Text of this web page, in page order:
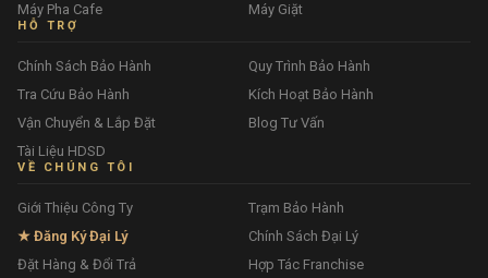
Máy Pha Cafe
Máy Giặt
HỖ TRỢ
Chính Sách Bảo Hành
Quy Trình Bảo Hành
Tra Cứu Bảo Hành
Kích Hoạt Bảo Hành
Vận Chuyển & Lắp Đặt
Blog Tư Vấn
Tài Liệu HDSD
VỀ CHÚNG TÔI
Giới Thiệu Công Ty
Trạm Bảo Hành
★ Đăng Ký Đại Lý
Chính Sách Đại Lý
Đặt Hàng & Đổi Trả
Hợp Tác Franchise